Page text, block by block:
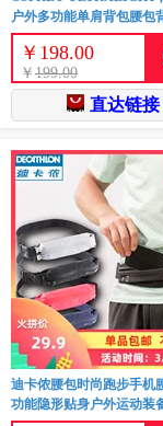
户外多功能单肩背包腰包
￥ 198.00
￥ 199.00
直达链接
迪卡侬腰包时尚跑步手机
功能隐形贴身户外运动装